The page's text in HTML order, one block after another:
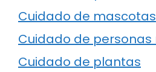
Cuidado de mascotas
Cuidado de personas
Cuidado de plantas